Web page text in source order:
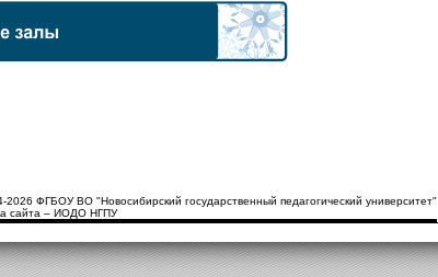
2026 ФГБОУ ВО "Новосибирский государственный педагогический университет"
сайта – ИОДО НГПУ